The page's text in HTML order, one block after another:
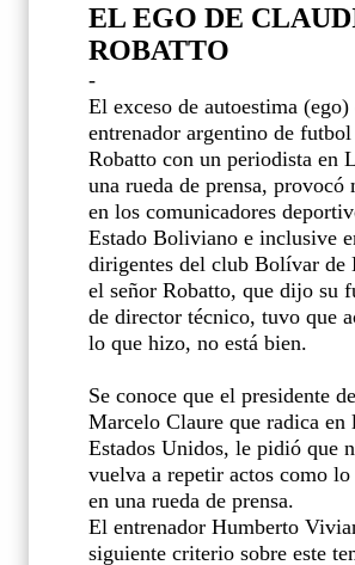
EL EGO DE
ROBATTO
-
El exceso de autoestima (ego)
entrenador argentino de
Robatto con un periodista en
una rueda de prensa, provocó
en los comunicadores
Estado Boliviano e inclusive
dirigentes del club Bolívar de
el señor Robatto, que dijo su
de director técnico, tuvo que
lo que hizo, no está bien.
Se conoce que el presidente
Marcelo Claure que radica en
Estados Unidos, le pidió que
vuelva a repetir actos como lo
en una rueda de prensa.
El entrenador Humberto
siguiente criterio sobre este